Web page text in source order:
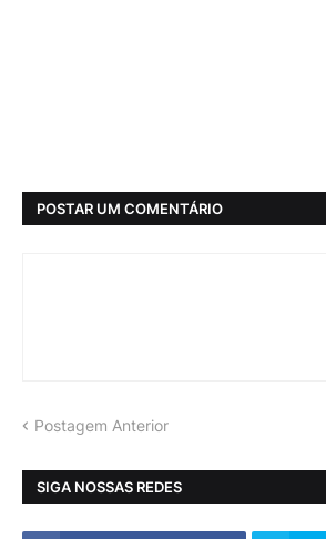
POSTAR UM COMENTÁRIO
Postagem Anterior
SIGA NOSSAS REDES